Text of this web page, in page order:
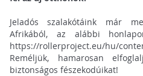
Jeladós szalakótáink már
Afrikából, az alábbi
https://rollerproject.eu/hu/
Reméljük, hamarosan
biztonságos fészekodúikat!